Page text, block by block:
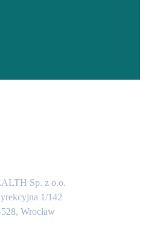
Sp. z o.o.
1/142
Wrocław